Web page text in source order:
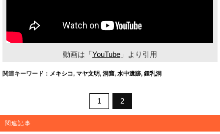
動画は「YouTube 」より引用
関連キーワード： メキシコ, マヤ文明, 洞窟, 水中遺跡, 鍾乳洞
1 2
関連記事